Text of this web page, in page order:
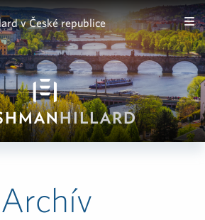
v České republice
Archív